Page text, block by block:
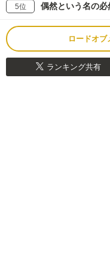
5位 偶然という名の必
ロードオブ
ランキング共有